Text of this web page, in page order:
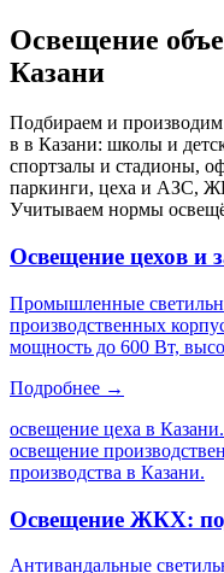
Освещение
Казани
Подбираем и производим
в в Казани: школы и
спортзалы и стадионы,
паркинги, цеха и АЗС,
Учитываем нормы
Освещение цехов и
Промышленные
производственных
мощность до 600 Вт,
Подробнее →
освещение цеха в
освещение
производства в Казани.
Освещение ЖКХ:
Антивандальные